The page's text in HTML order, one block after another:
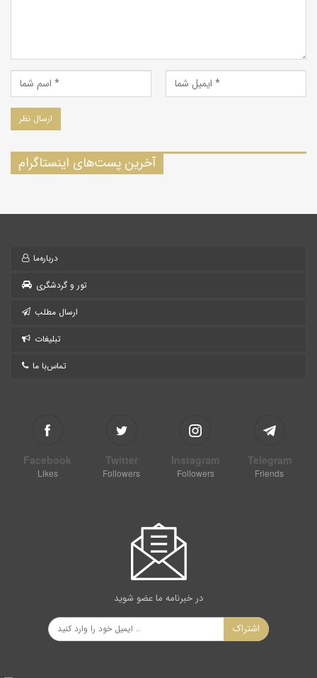
آخرین پست‌های اینستاگرام
درباره‌ما
تور و گردشگری
ارسال مطلب
تبلیغات
تماس‌با ما
Facebook
Likes
Twitter
Followers
Instagram
Followers
Telegram
Friends
در خبرنامه ما عضو شوید
اشتراک